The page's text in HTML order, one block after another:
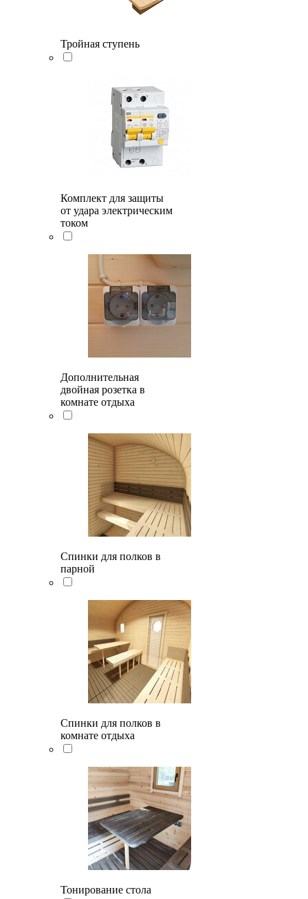
Тройная ступень
Комплект для защиты
от удара электрическим
током
Дополнительная
двойная розетка в
комнате отдыха
Спинки для полков в
парной
Спинки для полков в
комнате отдыха
Тонирование стола